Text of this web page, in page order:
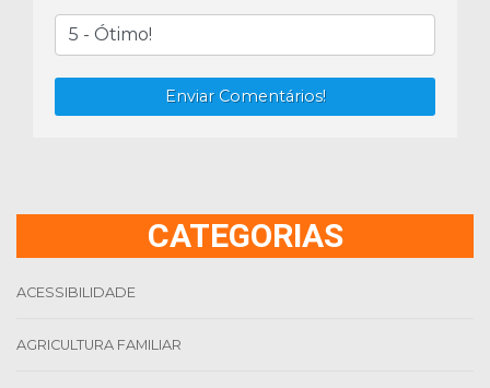
Enviar Comentários!
CATEGORIAS
ACESSIBILIDADE
AGRICULTURA FAMILIAR